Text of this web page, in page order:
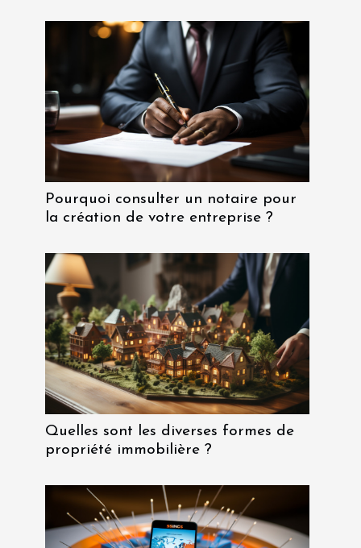
Pourquoi consulter un notaire pour
la création de votre entreprise ?
Quelles sont les diverses formes de
propriété immobilière ?